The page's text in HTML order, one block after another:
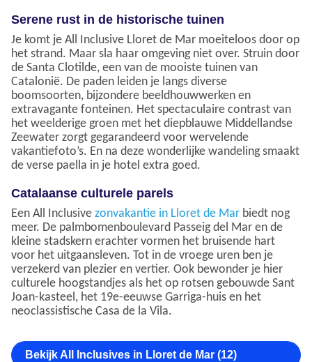
Serene rust in de historische tuinen
Je komt je All Inclusive Lloret de Mar moeiteloos door op
het strand. Maar sla haar omgeving niet over. Struin door
de Santa Clotilde, een van de mooiste tuinen van
Catalonië. De paden leiden je langs diverse
boomsoorten, bijzondere beeldhouwwerken en
extravagante fonteinen. Het spectaculaire contrast van
het weelderige groen met het diepblauwe Middellandse
Zeewater zorgt gegarandeerd voor wervelende
vakantiefoto’s. En na deze wonderlijke wandeling smaakt
de verse paella in je hotel extra goed.
Catalaanse culturele parels
Een All Inclusive zonvakantie in Lloret de Mar biedt nog
meer. De palmbomenboulevard Passeig del Mar en de
kleine stadskern erachter vormen het bruisende hart
voor het uitgaansleven. Tot in de vroege uren ben je
verzekerd van plezier en vertier. Ook bewonder je hier
culturele hoogstandjes als het op rotsen gebouwde Sant
Joan-kasteel, het 19e-eeuwse Garriga-huis en het
neoclassistische Casa de la Vila.
Bekijk All Inclusives in Lloret de Mar (12)